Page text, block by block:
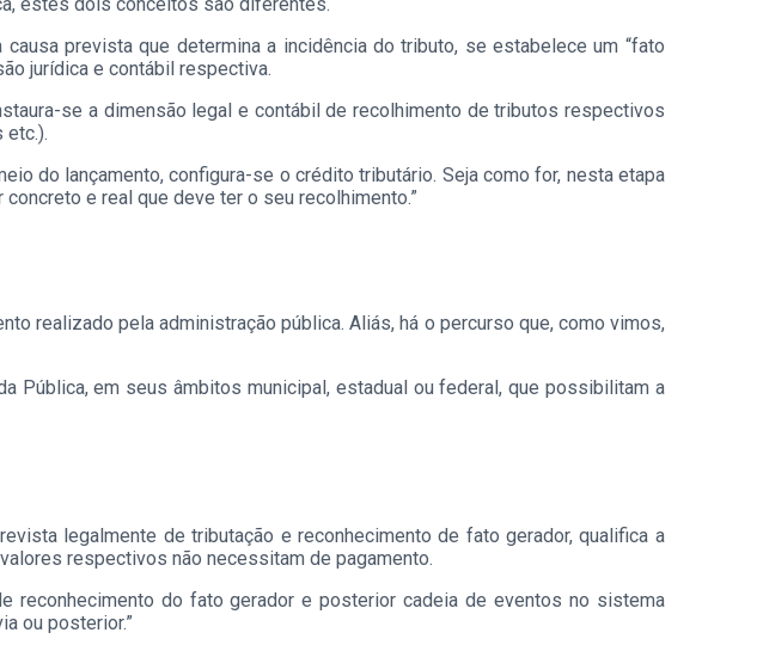
prevista que determina a incidência do tributo, se estabelece um “fato
jurídica e contábil respectiva.
se a dimensão legal e contábil de recolhimento de tributos respectivos
etc.).
do lançamento, configura-se o crédito tributário. Seja como for, nesta etapa
e real que deve ter o seu recolhimento.”
realizado pela administração pública. Aliás, há o percurso que, como vimos,
Pública, em seus âmbitos municipal, estadual ou federal, que possibilitam a
legalmente de tributação e reconhecimento de fato gerador, qualifica a
respectivos não necessitam de pagamento.
reconhecimento do fato gerador e posterior cadeia de eventos no sistema
ou posterior.”